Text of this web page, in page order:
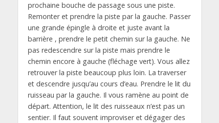
prochaine bouche de passage sous une piste.
Remonter et prendre la piste par la gauche. Passer
une grande épingle à droite et juste avant la
barrière , prendre le petit chemin sur la gauche. Ne
pas redescendre sur la piste mais prendre le
chemin encore à gauche (fléchage vert). Vous allez
retrouver la piste beaucoup plus loin. La traverser
et descendre jusqu’au cours d’eau. Prendre le lit du
ruisseau par la gauche. Il vous ramène au point de
départ. Attention, le lit des ruisseaux n’est pas un
sentier. Il faut souvent improviser et dégager des